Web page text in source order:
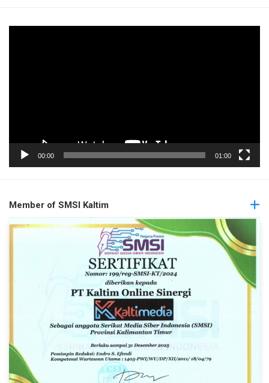
00:00 01:00
Member of SMSI Kaltim